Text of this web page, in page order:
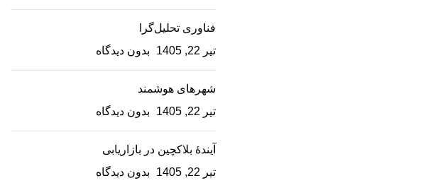
فناوری تحلیل‌گرا
تیر 22, 1405
بدون دیدگاه
شهرهای هوشمند
تیر 22, 1405
بدون دیدگاه
آیندۀ بلاکچین در بازاریابی
تیر 22, 1405
بدون دیدگاه